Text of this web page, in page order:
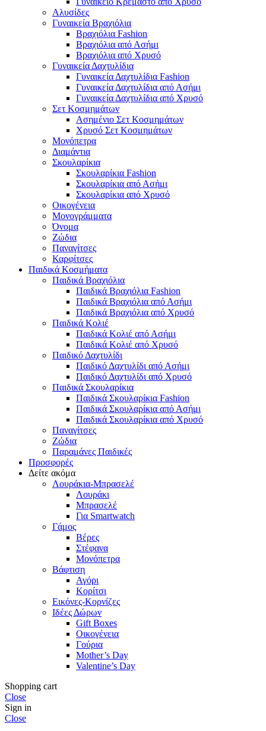
Αλυσίδες
Γυναικεία Βραχιόλια
Βραχιόλια Fashion
Βραχιόλια από Ασήμι
Βραχιόλια από Χρυσό
Γυναικεία Δαχτυλίδια
Γυναικεία Δαχτυλίδια Fashion
Γυναικεία Δαχτυλίδια από Ασήμι
Γυναικεία Δαχτυλίδια από Χρυσό
Σετ Κοσμημάτων
Ασημένιο Σετ Κοσμημάτων
Χρυσό Σετ Κοσμημάτων
Μονόπετρα
Διαμάντια
Σκουλαρίκια
Σκουλαρίκια Fashion
Σκουλαρίκια από Ασήμι
Σκουλαρίκια από Χρυσό
Οικογένεια
Μονογράμματα
Όνομα
Ζώδια
Παναγίτσες
Καρφίτσες
Παιδικά Κοσμήματα
Παιδικά Βραχιόλια
Παιδικά Βραχιόλια Fashion
Παιδικά Βραχιόλια από Ασήμι
Παιδικά Βραχιόλια από Χρυσό
Παιδικά Κολιέ
Παιδικά Κολιέ από Ασήμι
Παιδικά Κολιέ από Χρυσό
Παιδικό Δαχτυλίδι
Παιδικό Δαχτυλίδι από Ασήμι
Παιδικό Δαχτυλίδι από Χρυσό
Παιδικά Σκουλαρίκια
Παιδικά Σκουλαρίκια Fashion
Παιδικά Σκουλαρίκια από Ασήμι
Παιδικά Σκουλαρίκια από Χρυσό
Παναγίτσες
Ζώδια
Παραμάνες Παιδικές
Προσφορές
Δείτε ακόμα
Λουράκια-Μπρασελέ
Λουράκι
Μπρασελέ
Για Smartwatch
Γάμος
Βέρες
Στέφανα
Μονόπετρα
Βάφτιση
Αγόρι
Κορίτσι
Εικόνες-Κορνίζες
Ιδέες Δώρων
Gift Boxes
Οικογένεια
Γούρια
Mother’s Day
Valentine’s Day
Shopping cart
Close
Sign in
Close